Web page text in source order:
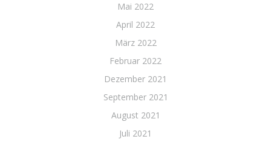
Mai 2022
April 2022
März 2022
Februar 2022
Dezember 2021
September 2021
August 2021
Juli 2021